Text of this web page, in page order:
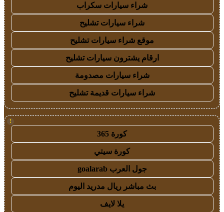
شراء سيارات سكراب
شراء سيارات تشليح
موقع شراء سيارات تشليح
ارقام يشترون سيارات تشليح
شراء سيارات مصدومة
شراء سيارات قديمة تشليح
!
كورة 365
كورة سيتي
جول العرب goalarab
بث مباشر ريال مدريد اليوم
يلا لايف